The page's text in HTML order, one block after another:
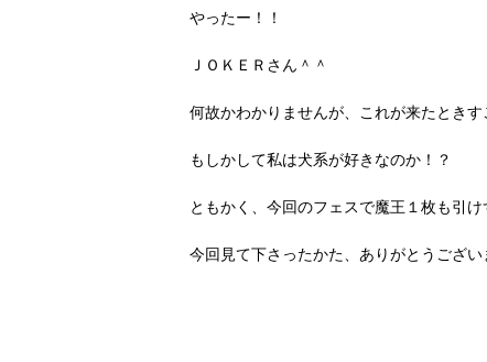
やったー！！
ＪＯＫＥＲさん＾＾
何故かわかりませんが、これが来たときす
もしかして私は犬系が好きなのか！？
ともかく、今回のフェスで魔王１枚も引
今回見て下さったかた、ありがとうござい